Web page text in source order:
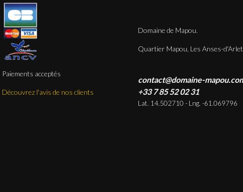
Paiements acceptés
Découvrez l'avis de nos clients
Domaine de Mapou.
Quartier Mapou, Les Anses-
contact@domaine-
+33 7 85 52 02 31
Lat. 14.502710 - Lng. -61.069796